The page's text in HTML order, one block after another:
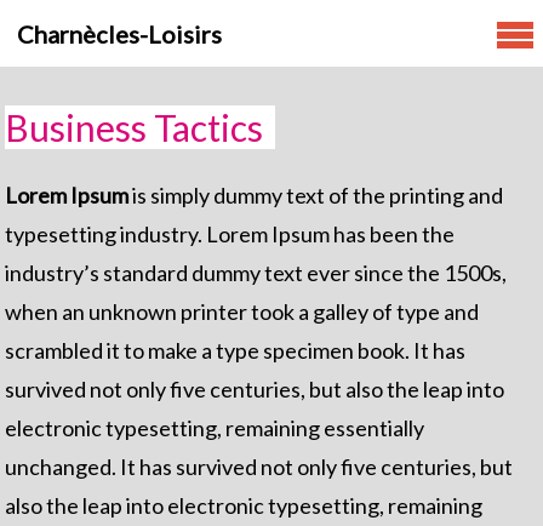
Charnècles-Loisirs
Business Tactics
Lorem Ipsumis simply dummy text of the printing and
typesetting industry. Lorem Ipsum has been the
industry’s standard dummy text ever since the 1500s,
when an unknown printer took a galley of type and
scrambled it to make a type specimen book. It has
survived not only five centuries, but also the leap into
electronic typesetting, remaining essentially
unchanged. It has survived not only five centuries, but
also the leap into electronic typesetting, remaining